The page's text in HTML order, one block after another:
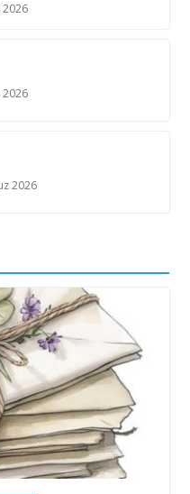
2026
2026